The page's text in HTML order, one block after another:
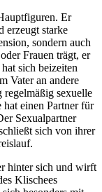
Er
erzeugt starke
sondern auch
Frauen trägt, er
sich beizeiten
Vater an andere
regelmäßig sexuelle
einen Partner für
Sexualpartner
sich von ihrer
hinter sich und wirft
Klischees